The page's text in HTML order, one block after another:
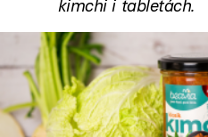
kimchi i tabletách.